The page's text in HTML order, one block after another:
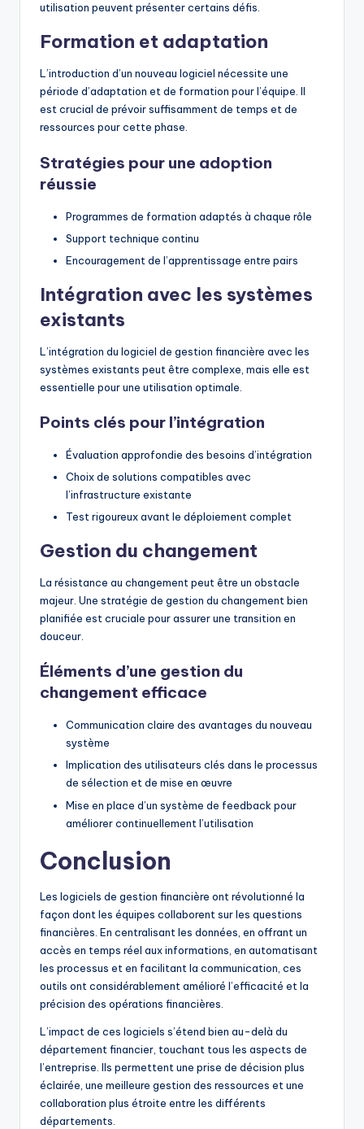
utilisation peuvent présenter certains défis.
Formation et adaptation
L’introduction d’un nouveau logiciel nécessite une
période d’adaptation et de formation pour l’équipe. Il
est crucial de prévoir suffisamment de temps et de
ressources pour cette phase.
Stratégies pour une adoption
réussie
Programmes de formation adaptés à chaque rôle
Support technique continu
Encouragement de l’apprentissage entre pairs
Intégration avec les systèmes
existants
L’intégration du logiciel de gestion financière avec les
systèmes existants peut être complexe, mais elle est
essentielle pour une utilisation optimale.
Points clés pour l’intégration
Évaluation approfondie des besoins d’intégration
Choix de solutions compatibles avec
l’infrastructure existante
Test rigoureux avant le déploiement complet
Gestion du changement
La résistance au changement peut être un obstacle
majeur. Une stratégie de gestion du changement bien
planifiée est cruciale pour assurer une transition en
douceur.
Éléments d’une gestion du
changement efficace
Communication claire des avantages du nouveau
système
Implication des utilisateurs clés dans le processus
de sélection et de mise en œuvre
Mise en place d’un système de feedback pour
améliorer continuellement l’utilisation
Conclusion
Les logiciels de gestion financière ont révolutionné la
façon dont les équipes collaborent sur les questions
financières. En centralisant les données, en offrant un
accès en temps réel aux informations, en automatisant
les processus et en facilitant la communication, ces
outils ont considérablement amélioré l’efficacité et la
précision des opérations financières.
L’impact de ces logiciels s’étend bien au-delà du
département financier, touchant tous les aspects de
l’entreprise. Ils permettent une prise de décision plus
éclairée, une meilleure gestion des ressources et une
collaboration plus étroite entre les différents
départements.